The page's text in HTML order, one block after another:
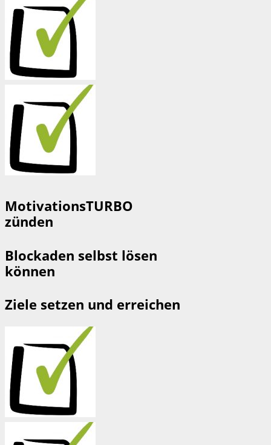
MotivationsTURBO
zünden
Blockaden selbst lösen
können
Ziele setzen und erreichen